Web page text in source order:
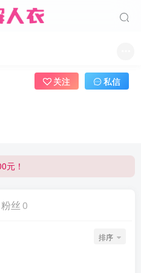
关注 私信
元！
粉丝 0
排序